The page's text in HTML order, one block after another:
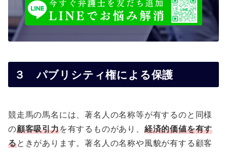
３ パブリシティ権による保護
競走馬の馬名には、著名人の名称等が有するのと同様
の顧客吸引力を有するものがあり、 経済的価値を有す
るときがあります。著名人の名称や風貌が有する顧客